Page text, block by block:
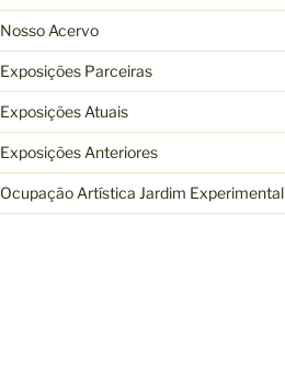
Nosso Acervo
Exposições Parceiras
Exposições Atuais
Exposições Anteriores
Ocupação Artística Jardim Experimental